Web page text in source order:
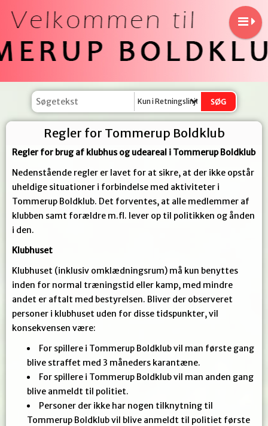
Kun i Retningslinjer
Regler for Tommerup Boldklub
Regler for brug af klubhus og udeareal i Tommerup Boldklub
Nedenstående regler er lavet for at sikre, at der ikke opstår
uheldige situationer i forbindelse med aktiviteter i
Tommerup Boldklub. Det forventes, at alle medlemmer af
klubben samt forældre m.fl. lever op til politikken og ånden
i den.
Klubhuset
Klubhuset (inklusiv omklædningsrum) må kun benyttes
inden for normal træningstid eller kamp, med mindre
andet er aftalt med bestyrelsen. Bliver der observeret
personer i klubhuset uden for disse tidspunkter, vil
konsekvensen være:
For spillere i Tommerup Boldklub vil man første gang
blive straffet med 3 måneders karantæne.
For spillere i Tommerup Boldklub vil man anden gang
blive anmeldt til politiet.
Personer der ikke har nogen tilknytning til
Tommerup Boldklub vil blive anmeldt til politiet første